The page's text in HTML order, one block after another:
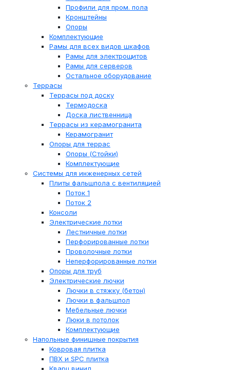
Профили для пром. пола
Кронштейны
Опоры
Комплектующие
Рамы для всех видов шкафов
Рамы для электрощитов
Рамы для серверов
Остальное оборудование
Террасы
Террасы под доску
Термодоска
Доска лиственница
Террасы из керамогранита
Керамогранит
Опоры для террас
Опоры (Стойки)
Комплектующие
Системы для инженерных сетей
Плиты фальшпола с вентиляцией
Поток 1
Поток 2
Консоли
Электрические лотки
Лестничные лотки
Перфорированные лотки
Проволочные лотки
Неперфорированные лотки
Опоры для труб
Электрические лючки
Лючки в стяжку (бетон)
Лючки в фальшпол
Мебельные лючки
Люки в потолок
Комплектующие
Напольные финишные покрытия
Ковровая плитка
ПВХ и SPC плитка
Кварц винил